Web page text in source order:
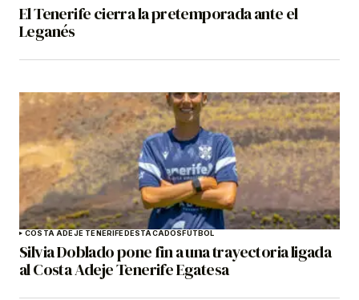
El Tenerife cierra la pretemporada ante el
Leganés
COSTA ADEJE TENERIFEDESTACADOSFÚTBOL
Silvia Doblado pone fin a una trayectoria ligada
al Costa Adeje Tenerife Egatesa